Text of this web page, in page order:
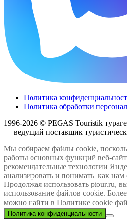
Политика
Политика обработки
1996-2026 © PEGAS Touristik
— ведущий поставщик
Мы собираем файлы cookie,
работы основных функций веб-
рекомендательные технологии
анализировать и понимать, как нам
Продолжая использовать ptour.ru,
использование файлов cookie.
можно найти в Политике cookie
Политика конфиденциальности